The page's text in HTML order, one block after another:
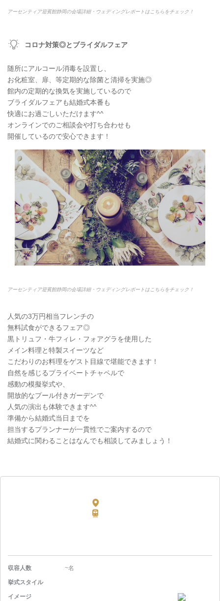
アーセンティア迎賓館静岡の会場詳細・ウェディングレポートはこちらをチェック！
コロナ対策◎とブライダルフェア
随所にアルコール消毒を設置し、
お化粧室、扉、等定期的な除菌と清掃を実施◎
館内の定期的な換気を実施しているので
ブライダルフェアも結婚式本番も
快適にお過ごしいただけます^^
オンラインでのご相談会や打ち合わせも
開催しているので安心できます！
アーセンティア迎賓館静岡の会場詳細・ウェディングレポートはこちらをチェック！
人気の3万円相当フレンチの
無料試食ができるフェア◎
黒トリュフ・牛フィレ・フォアグラを使用した
メイン料理と特製スイーツなど
こだわりのお料理をゲスト目線で堪能できます！
自然を感じるプライベートチャペルで
感動の模擬挙式や、
開放的なプール付きガーデンで
人気の演出も体験できます^^
準備から結婚式当日までを
担当するプランナーが一貫性でご案内するので
結婚式に関わることはなんでも相談してみましょう！
収容人数 ~名
挙式スタイル
イメージ